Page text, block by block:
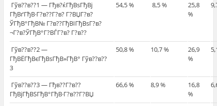
Гўв??в??1 — Гђв?ќГђВѕГђВј
ГђВґГђВ·Г?в??Г?в? Г?ВЏГ?в?
ЎГђВ°ГђВ№ Г?в??ГђВІГђВѕГ?в?
¬Г?в?ЎГђВ°Г?ВЃГ?в? Г?в??
54,5 % 8,5 %
25,8
%
Гўв??в??2 —
ГђВЁГђВєГђВѕГђВ»ГђВ° Гўв??в??
3
50,8 % 10,7 %
26,9
%
Гўв??в??3 — Гђв??Г?в??
ГђВјГђВЅГђВ°ГђВ·Г?в??Г?ВЏ
66,6 % 8,9 %
16,8
%